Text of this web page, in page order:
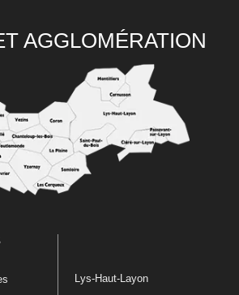
AGGLOMÉRATION
Lys-Haut-Layon